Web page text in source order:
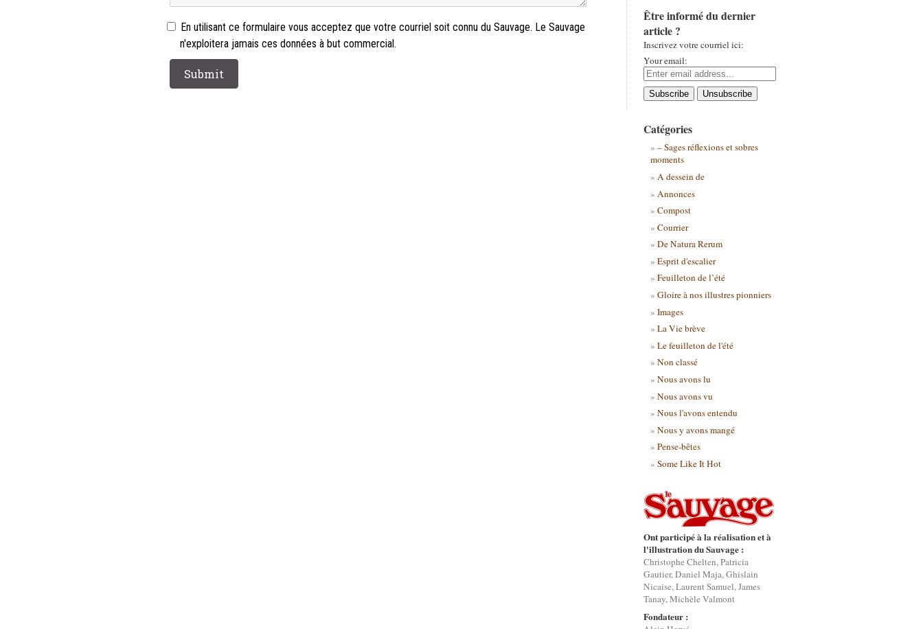
En utilisant ce formulaire vous acceptez que votre courriel soit connu du Sauvage. Le Sauvage
n'exploitera jamais ces données à but commercial.
Être informé du dernier
article ?
Inscrivez votre courriel ici:
Your email:
Catégories
– Sages réflexions et sobres
moments
A dessein de
Annonces
Compost
Courrier
De Natura Rerum
Esprit d'escalier
Feuilleton de l’été
Gloire à nos illustres pionniers
Images
La Vie brève
Le feuilleton de l'été
Non classé
Nous avons lu
Nous avons vu
Nous l'avons entendu
Nous y avons mangé
Pense-bêtes
Some Like It Hot
Ont participé à la réalisation et à
l'illustration du Sauvage :
Christophe Chelten, Patricia
Gautier, Daniel Maja, Ghislain
Nicaise, Laurent Samuel, James
Tanay, Michèle Valmont
Fondateur :